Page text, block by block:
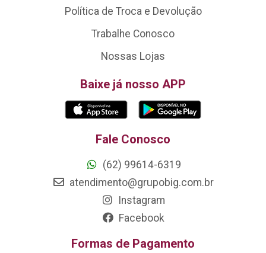
Política de Troca e Devolução
Trabalhe Conosco
Nossas Lojas
Baixe já nosso APP
Fale Conosco
(62) 99614-6319
atendimento@grupobig.com.br
Instagram
Facebook
Formas de Pagamento